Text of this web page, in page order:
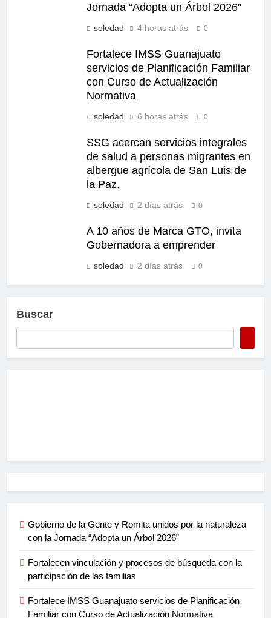
Jornada “Adopta un Árbol 2026”
soledad 4 horas atrás 0
Fortalece IMSS Guanajuato
servicios de Planificación Familiar
con Curso de Actualización
Normativa
soledad 6 horas atrás 0
SSG acercan servicios integrales
de salud a personas migrantes en
albergue agrícola de San Luis de
la Paz.
soledad 2 días atrás 0
A 10 años de Marca GTO, invita
Gobernadora a emprender
soledad 2 días atrás 0
Buscar
Gobierno de la Gente y Romita unidos por la naturaleza
con la Jornada “Adopta un Árbol 2026”
Fortalecen vinculación y procesos de búsqueda con la
participación de las familias
Fortalece IMSS Guanajuato servicios de Planificación
Familiar con Curso de Actualización Normativa